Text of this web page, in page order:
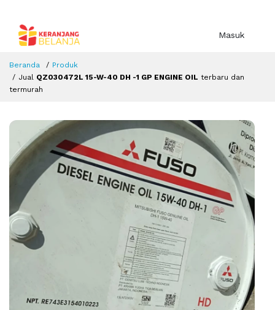
Masuk
Beranda
Produk
Jual QZ030472L 15-W-40 DH -1 GP ENGINE OIL terbaru dan
termurah